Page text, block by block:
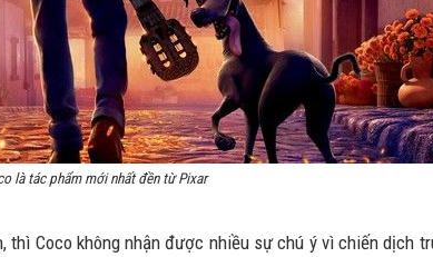
là tác phẩm mới nhất đền từ Pixar
Coco không nhận được nhiều sự chú ý vì chiến dịch